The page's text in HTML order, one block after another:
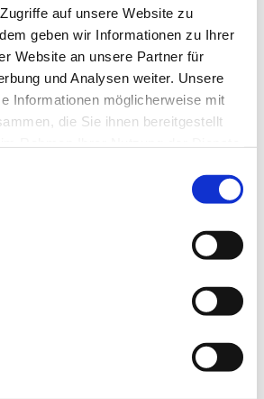
auf unsere Website zu
geben wir Informationen zu Ihrer
Website an unsere Partner für
und Analysen weiter. Unsere
Informationen möglicherweise mit
die Sie ihnen bereitgestellt